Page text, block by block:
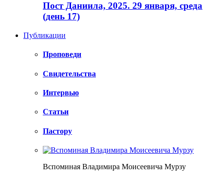
Пост Даниила, 2025. 29 января, среда
(день 17)
Публикации
Проповеди
Свидетельства
Интервью
Статьи
Пастору
Вспоминая Владимира Моисеевича Мурзу